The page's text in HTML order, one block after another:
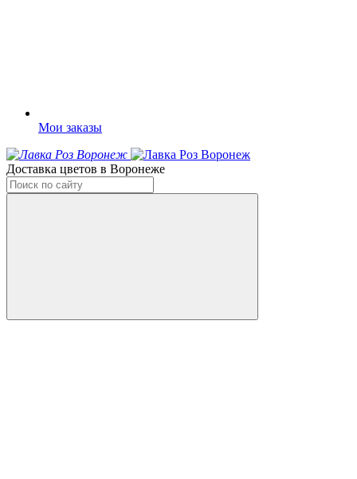
Мои заказы
Доставка цветов в Воронеже